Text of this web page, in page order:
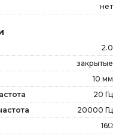
нет
2.0
закрытые
10 мм
20 Гц
20000 Гц
16Ω